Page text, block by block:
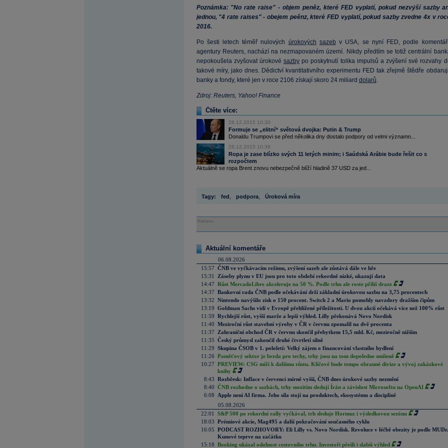
Poznámka: "No rate raise" - objem peněz, které FED vyplatí, pokud nezvýší sazby
jednou, "4 rate raises" - obejem peěnz, které FED vyplatí, pokud sazby zvedne 4x v
2016.
Po šesti letech téměř nulových úrokových sazeb v USA, se nyní FED, podle
agentury Reuters, nachází na nezmapovaném území. Nikdy předtím se totiž centrální
nepokoušela zvyšovat úrokové sazby po poskytnutí tolika impulsů a zvýšení své rozvahy
takové míry, jako dnes. Dědictví kvantitativního experimentu FED tak zřejmě štědře
banky a fondy, které jen v roce 2106 získají skoro 24 miliard dolarů.
Zdroj: Reuters, Yahoo! Finance
Čtěte více:
28.12.2015 10:30
Formuje se „elitní“ světová dvojka: Putin & Trump
Donaldu Trumpovi se před několika dny dostalo podpory od velmi významn...
28.12.2015 10:38
Ropa je zase blízko svých 11 letých minim; i Saúdská Arábie bude řešit co s
rozpočtem
Aktuálně se ropa Brent znovu nebezpečně blíží hladině 37 USD za jed...
Tagy: fed podpora, Úroková míra
Reklama
Aktuální komentáře
06.08.2026
15:57 ČNB ve vyčkávacím režimu, zvýšení sazeb ale zůstává dále ve hře
15:31
Zásoby plynu v EU jsou pro toto období rekordně nízké, ukazují data
14:47 Růst MercadoLibre akceleruje na 50 %. Podle trhu ale roste příliš draze
14:37 Bankovní rada ČNB podle očekávání drží základní úrokovou sazbu na 3,75 procentech
13:32 Nintendo navýšilo zisk o 150 procent. Switch 2 a Mario pomohly navzdory dražším čipům
13:19 Goldman Sachs vidí v Evropě přehlížené příležitosti. U dvou akcií očekává více než 100% růst
11:59 Rychlejší růst, vyšší marže a lepší výhled. Lilly překonává Novo Nordisk
11:40 Meziroční růst stavební výroby v ČR v červnu zpomalil na dvě procenta
11:37
Zahraniční obchod ČR v červnu skončil přebytkem 15,5 mld. Kč, meziročně nižším
11:35 Český průmysl zakončil druhé čtvrtletí silně
11:29 Skupina ČSOB v 1. pololetí: Velký zájem o financování vlastního bydlení
11:26 Paměťový sektor je brzda pro techy, trhy jsou na tom dopoledne smíšeně
10:27 PREVIEW: CSG míří k dalšímu růstu. Klíčové bude tempo obranné divize a vývoj zakázkové
knihy
8:43 Rozbřesk: Inflace v červenci mírně vyšší, ČNB dnes úrokové sazby nezmění
8:40 ČNB rozhodne o sazbách, trhy mezitím sledují Írán a závislost Microsoftu na OpenAI
6:08
Apple není AI firma. Jeho síla stojí na produktech, ekosystému a disciplíně
05.08.2026
22:01
S&P 500 po rekordní rally vyčkával, trh sleduje Hormuz i výsledkovou sezónu
18:03 Prémiové akcie, Mag495 a další pokračování současného cyklu
16:05 PODCAST ROZHOVORY: Eli Lilly vs. Novo Nordisk. Revoluce v léčbě obezity je podle MUDr.
Kunové teprve na začátku
15:18 Booking ukázal odolnost cestovního trhu. Investoři přešli i slabší výhled